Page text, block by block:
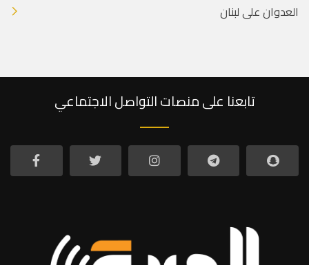
العدوان على لبنان
تابعنا على منصات التواصل الاجتماعي